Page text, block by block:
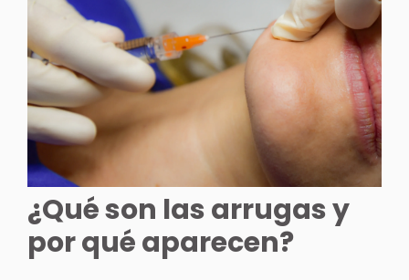
¿Qué son las arrugas y
por qué aparecen?